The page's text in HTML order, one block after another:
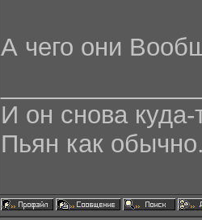
А чего они
И он снова
Пьян как